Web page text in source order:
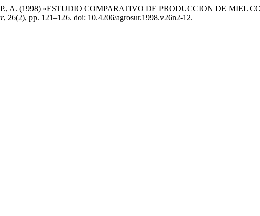
P., A. (1998) «ESTUDIO COMPARATIVO DE PRODUCCION DE
, 26(2), pp. 121–126. doi: 10.4206/agrosur.1998.v26n2-12.